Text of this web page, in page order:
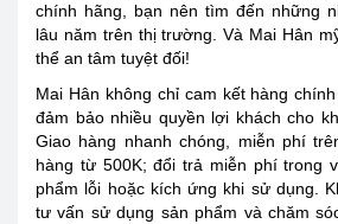
chính hãng, bạn nên tìm đến những
lâu năm trên thị trường. Và Mai Hân
thể an tâm tuyệt đối!
Mai Hân không chỉ cam kết hàng
đảm bảo nhiều quyền lợi khách cho
Giao hàng nhanh chóng, miễn phí
hàng từ 500K; đổi trả miễn phí trong
phẩm lỗi hoặc kích ứng khi sử dụng.
tư vấn sử dụng sản phẩm và chăm